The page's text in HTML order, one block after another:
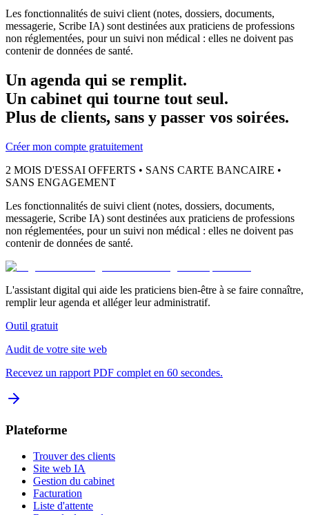
Les fonctionnalités de suivi client (notes, dossiers, documents,
messagerie, Scribe IA) sont destinées aux praticiens de professions
non réglementées, pour un suivi non médical : elles ne doivent pas
contenir de données de santé.
Un agenda qui se remplit.
Un cabinet qui tourne tout seul.
Plus de clients, sans y passer vos soirées.
Créer mon compte gratuitement
2 MOIS D'ESSAI OFFERTS • SANS CARTE BANCAIRE •
SANS ENGAGEMENT
Les fonctionnalités de suivi client (notes, dossiers, documents,
messagerie, Scribe IA) sont destinées aux praticiens de professions
non réglementées, pour un suivi non médical : elles ne doivent pas
contenir de données de santé.
L'assistant digital qui aide les praticiens bien-être à se faire connaître,
remplir leur agenda et alléger leur administratif.
Outil gratuit
Audit de votre site web
Recevez un rapport PDF complet en 60 secondes.
Plateforme
Trouver des clients
Site web IA
Gestion du cabinet
Facturation
Liste d'attente